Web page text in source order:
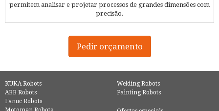
permitem analisar e projetar processos de grandes dimensões com
precisão.
Pedir orçamento
KUKA Robots
ABB Robots
Fanuc Robots
Welding Robots
Painting Robots